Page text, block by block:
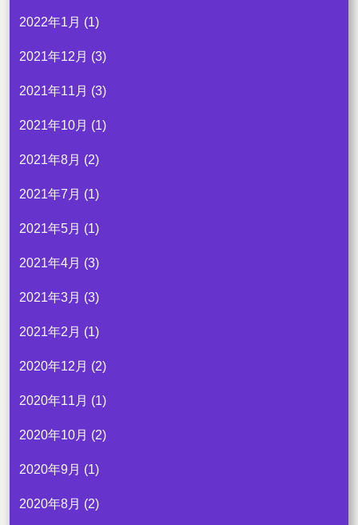
2022年1月 (1)
2021年12月 (3)
2021年11月 (3)
2021年10月 (1)
2021年8月 (2)
2021年7月 (1)
2021年5月 (1)
2021年4月 (3)
2021年3月 (3)
2021年2月 (1)
2020年12月 (2)
2020年11月 (1)
2020年10月 (2)
2020年9月 (1)
2020年8月 (2)